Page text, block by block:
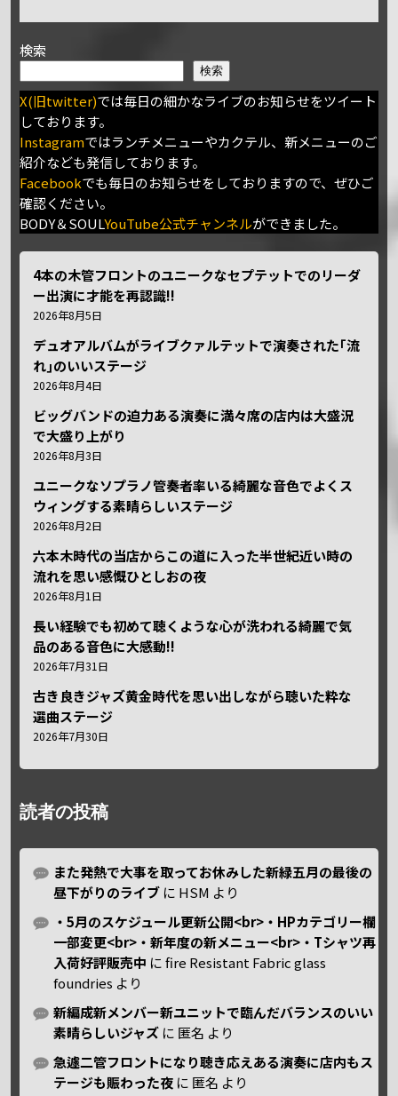
検索
検索
X(旧twitter)では毎日の細かなライブのお知らせをツイート
しております。
Instagramではランチメニューやカクテル、新メニューのご
紹介なども発信しております。
Facebookでも毎日のお知らせをしておりますので、ぜひご
確認ください。
BODY＆SOULYouTube公式チャンネルができました。
4本の木管フロントのユニークなセプテットでのリーダ
ー出演に才能を再認識!!
2026年8月5日
デュオアルバムがライブクァルテットで演奏された｢流
れ｣のいいステージ
2026年8月4日
ビッグバンドの迫力ある演奏に満々席の店内は大盛況
で大盛り上がり
2026年8月3日
ユニークなソプラノ管奏者率いる綺麗な音色でよくス
ウィングする素晴らしいステージ
2026年8月2日
六本木時代の当店からこの道に入った半世紀近い時の
流れを思い感慨ひとしおの夜
2026年8月1日
長い経験でも初めて聴くような心が洗われる綺麗で気
品のある音色に大感動!!
2026年7月31日
古き良きジャズ黄金時代を思い出しながら聴いた粋な
選曲ステージ
2026年7月30日
読者の投稿
また発熱で大事を取ってお休みした新緑五月の最後の
昼下がりのライブ に HSM より
・5月のスケジュール更新公開<br>・HPカテゴリー欄
一部変更<br>・新年度の新メニュー<br>・Tシャツ再
入荷好評販売中 にfire Resistant Fabric glass
foundries より
新編成新メンバー新ユニットで臨んだバランスのいい
素晴らしいジャズ に 匿名 より
急遽二管フロントになり聴き応えある演奏に店内もス
テージも賑わった夜 に 匿名 より